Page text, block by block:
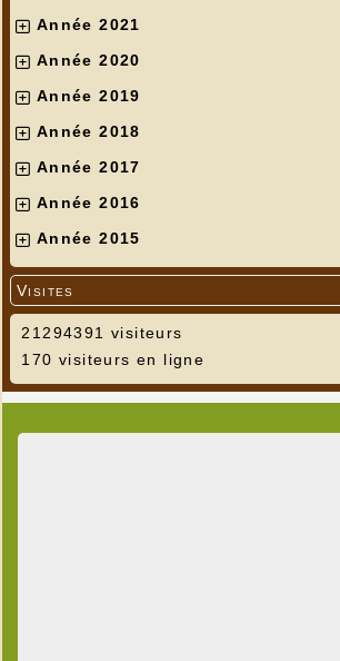
Année 2021
Année 2020
Année 2019
Année 2018
Année 2017
Année 2016
Année 2015
Visites
21294391 visiteurs
170 visiteurs en ligne